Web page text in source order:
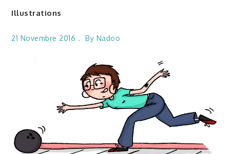
Illustrations
21 Novembre 2016 By Nadoo